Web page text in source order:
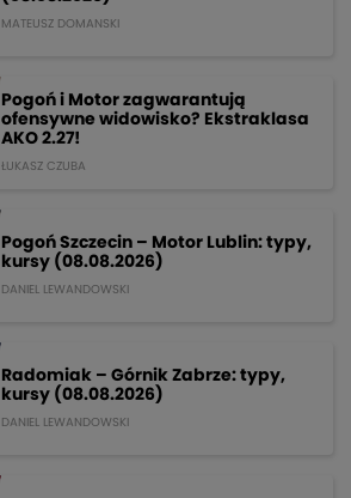
MATEUSZ DOMANSKI
Pogoń i Motor zagwarantują
ofensywne widowisko? Ekstraklasa
AKO 2.27!
ŁUKASZ CZUBA
Pogoń Szczecin – Motor Lublin: typy,
kursy (08.08.2026)
DANIEL LEWANDOWSKI
Radomiak – Górnik Zabrze: typy,
kursy (08.08.2026)
DANIEL LEWANDOWSKI